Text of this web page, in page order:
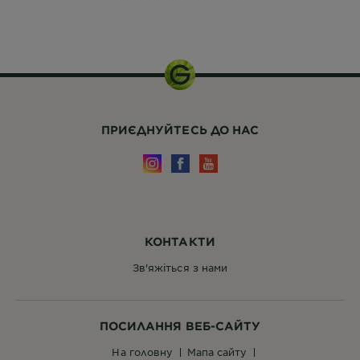
ПОСИЛАННЯ ВЕБ-САЙТУ
на головну мапа сайту
КОНТАКТИ
Зв'яжіться з нами
ПРИЄДНУЙТЕСЬ ДО НАС